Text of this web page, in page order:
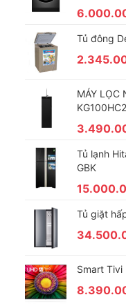
Tủ đông
MÁY LỌC
KG100HC2
Tủ lạnh
GBK
Tủ giặt
Smart Tivi